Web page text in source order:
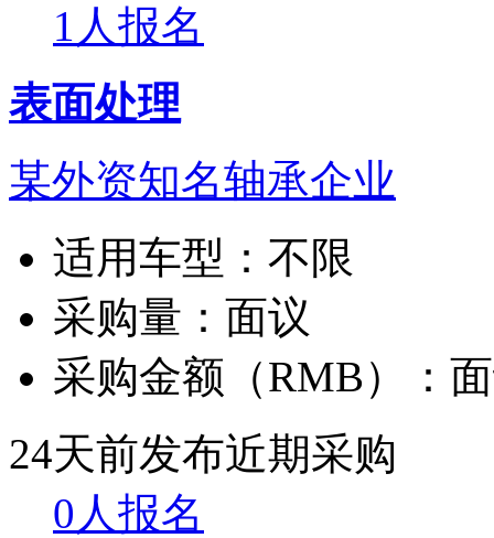
1人报名
表面处理
某外资知名轴承企业
适用车型： 不限
采购量： 面议
采购金额（RMB）：
24天前发布近期采购
0人报名